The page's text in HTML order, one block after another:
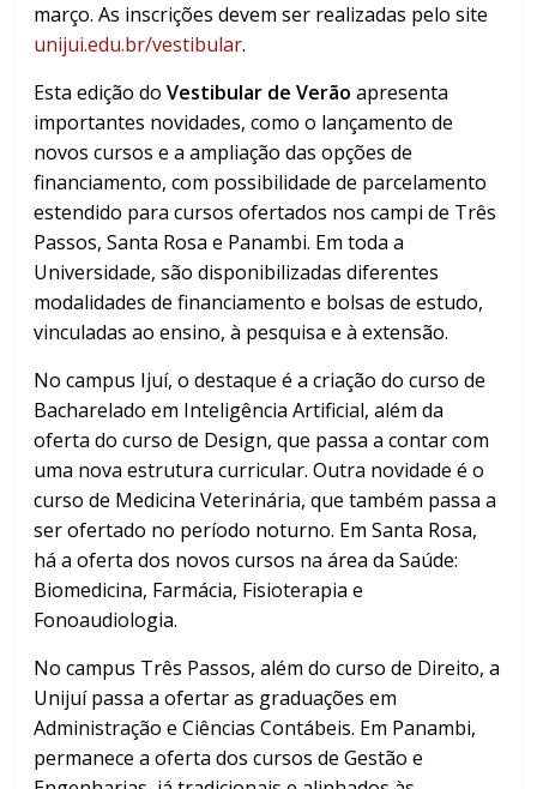
março. As inscrições devem ser realizadas pelo site
unijui.edu.br/vestibular.
Esta edição doVestibular de Verão apresenta
importantes novidades, como o lançamento de
novos cursos e a ampliação das opções de
financiamento, com possibilidade de parcelamento
estendido para cursos ofertados nos campi de Três
Passos, Santa Rosa e Panambi. Em toda a
Universidade, são disponibilizadas diferentes
modalidades de financiamento e bolsas de estudo,
vinculadas ao ensino, à pesquisa e à extensão.
No campus Ijuí, o destaque é a criação do curso de
Bacharelado em Inteligência Artificial, além da
oferta do curso de Design, que passa a contar com
uma nova estrutura curricular. Outra novidade é o
curso de Medicina Veterinária, que também passa a
ser ofertado no período noturno. Em Santa Rosa,
há a oferta dos novos cursos na área da Saúde:
Biomedicina, Farmácia, Fisioterapia e
Fonoaudiologia.
No campus Três Passos, além do curso de Direito, a
Unijuí passa a ofertar as graduações em
Administração e Ciências Contábeis. Em Panambi,
permanece a oferta dos cursos de Gestão e